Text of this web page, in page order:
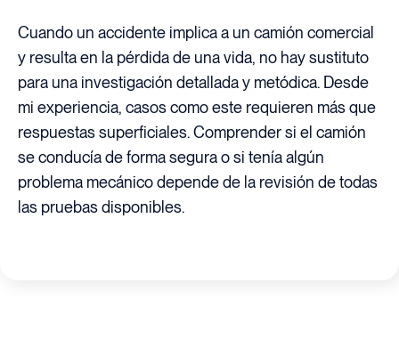
Cuando un accidente implica a un camión comercial
y resulta en la pérdida de una vida, no hay sustituto
para una investigación detallada y metódica. Desde
mi experiencia, casos como este requieren más que
respuestas superficiales. Comprender si el camión
se conducía de forma segura o si tenía algún
problema mecánico depende de la revisión de todas
las pruebas disponibles.